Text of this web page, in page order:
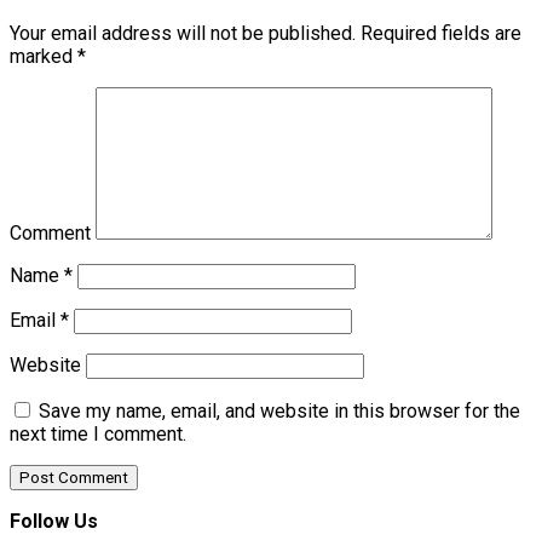
Your email address will not be published. Required fields are
marked *
Comment
Name *
Email *
Website
Save my name, email, and website in this browser for the
next time I comment.
Follow Us